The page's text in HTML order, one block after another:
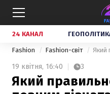
24 КАНАЛ
Fashion Fashion-світ
19 квітня, 16:40 3
Який